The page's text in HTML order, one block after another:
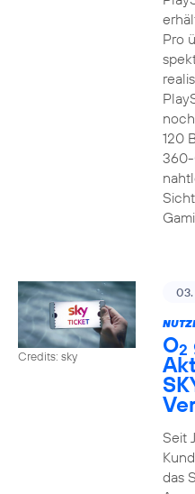
Pro
120
Credits: sky
03.
O2
Seit
das